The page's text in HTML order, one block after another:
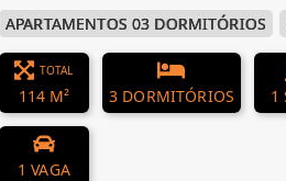
APARTAMENTOS 03 DORMITÓRIOS
TOTAL
114 M² 3 DORMITÓRIOS 1
1 VAGA